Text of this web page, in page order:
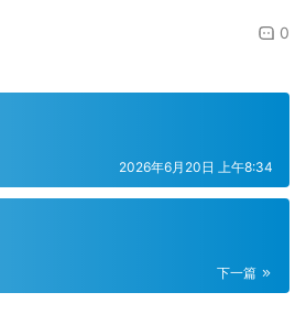
0
2026年6月20日 上午8:34
下一篇